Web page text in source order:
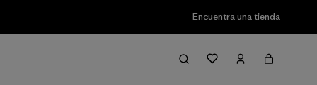
Encuentra una tienda